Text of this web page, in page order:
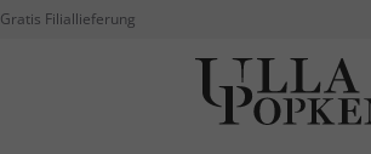
Gratis Filiallieferung